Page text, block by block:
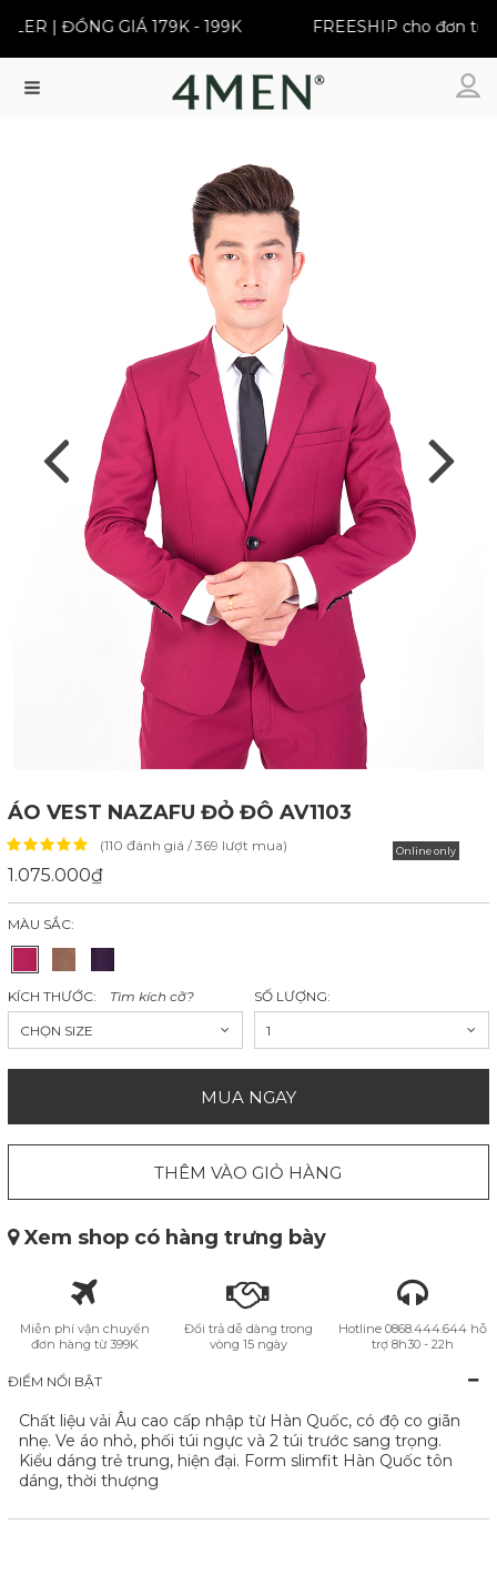
| ĐỒNG GIÁ 179K - 199K FREESHIP cho đơn từ
ÁO VEST NAZAFU ĐỎ ĐÔ AV1103
Online only
(110 đánh giá / 369 lượt mua)
1.075.000₫
MÀU SẮC:
KÍCH THƯỚC: Tìm kích cỡ?
CHỌN SIZE
SỐ LƯỢNG:
1
MUA NGAY
THÊM VÀO GIỎ HÀNG
Xem shop có hàng trưng bày
Miễn phí vận chuyển
đơn hàng từ 399K
Đổi trả dễ dàng trong
vòng 15 ngày
Hotline 0868.444.644 hỗ
trợ 8h30 - 22h
ĐIỂM NỔI BẬT
Chất liệu vải Âu cao cấp nhập từ Hàn Quốc, có độ co giãn
nhẹ. Ve áo nhỏ, phối túi ngực và 2 túi trước sang trọng.
Kiểu dáng trẻ trung, hiện đại. Form slimfit Hàn Quốc tôn
dáng, thời thượng